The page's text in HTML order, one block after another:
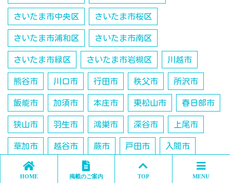
さいたま市中央区 さいたま市桜区
さいたま市浦和区 さいたま市南区
さいたま市緑区 さいたま市岩槻区 川越市
熊谷市 川口市 行田市 秩父市 所沢市
飯能市 加須市 本庄市 東松山市 春日部市
狭山市 羽生市 鴻巣市 深谷市 上尾市
草加市 越谷市 蕨市 戸田市 入間市
鶴ヶ島市 朝霞市 和光市 新座市
HOME 掲載のご案内 TOP MENU